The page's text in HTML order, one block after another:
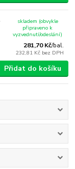
281,70 Kč/bal.
232,81 Kč bez DPH
skladem (obvykle
připraveno k
vyzvednutí/odeslání)
Přidat do košíku